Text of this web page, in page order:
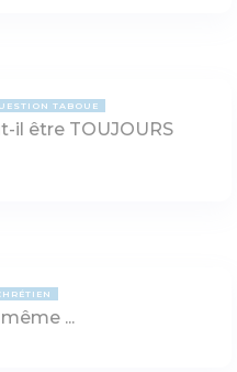
TABOUE
il être TOUJOURS
...